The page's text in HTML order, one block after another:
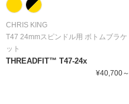
CHRIS KING
T47 24mmスピンドル用 ボトムブラケ
ット
THREADFIT™ T47-24x
¥40,700～